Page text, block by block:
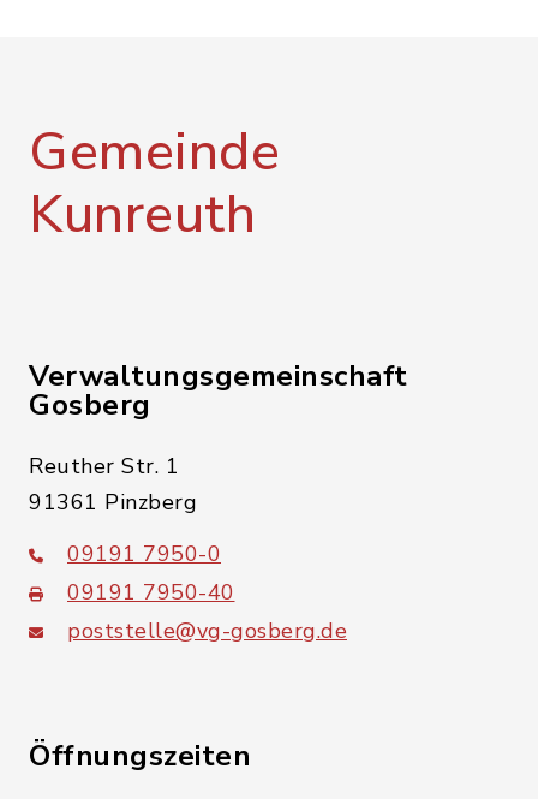
Gemeinde
Kunreuth
Verwaltungsgemeinschaft
Gosberg
Reuther Str. 1
91361 Pinzberg
09191 7950-0
09191 7950-40
poststelle@vg-gosberg.de
Öffnungszeiten